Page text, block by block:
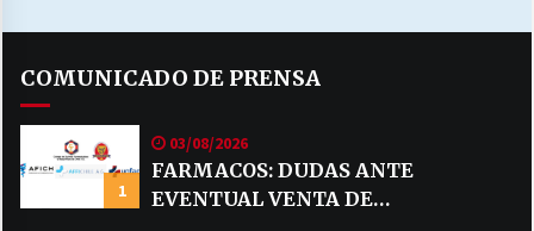
VOLVER A SER ALTERNATIVA
MUNICIPALIDADES, HONORARIOS, DESPIDOS
COMUNICADO DE PRENSA
1
03/08/2026
FARMACOS: DUDAS ANTE
EVENTUAL VENTA DE